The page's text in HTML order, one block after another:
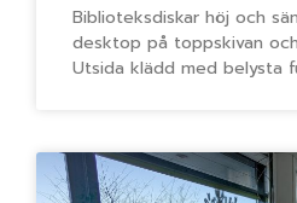
Biblioteksdiskar höj och
desktop på toppskivan
Utsida klädd med belysta